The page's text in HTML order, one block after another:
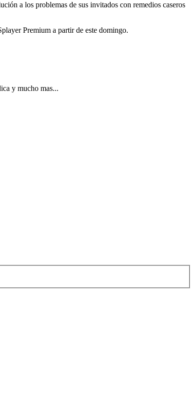
a los problemas de sus invitados con remedios caseros
Premium a partir de este domingo.
y mucho mas...